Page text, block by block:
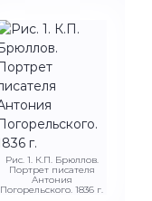
Рис. 1. К.П. Брюллов.
Портрет писателя
Антония
Погорельского. 1836 г.